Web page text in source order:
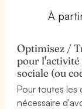
À
Optimisez /
pour l'activité
sociale (ou
Pour toutes les
nécessaire